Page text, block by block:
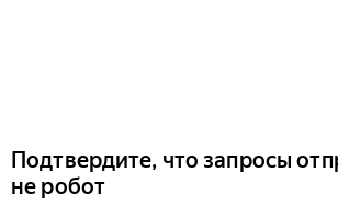
Подтвердите, что запросы
не робот